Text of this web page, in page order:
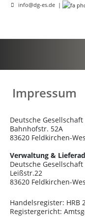
info@dg-es.de |
Impressum
Deutsche
Bahnhofstr. 52A
83620 Feldkirchen-
Verwaltung &
Deutsche
Leißstr.22
83620 Feldkirchen-
Handelsregister: HRB
Registergericht: